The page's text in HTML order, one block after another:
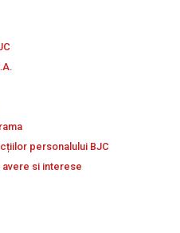
personalului BJC
avere si interese